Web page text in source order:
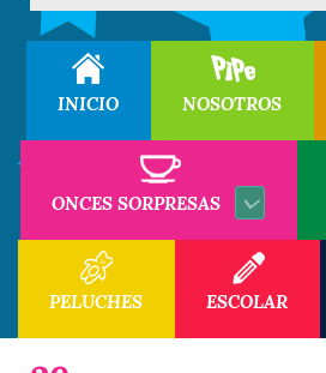
INICIO NOSOTROS
ONCES SORPRESAS
PELUCHES ESCOLAR